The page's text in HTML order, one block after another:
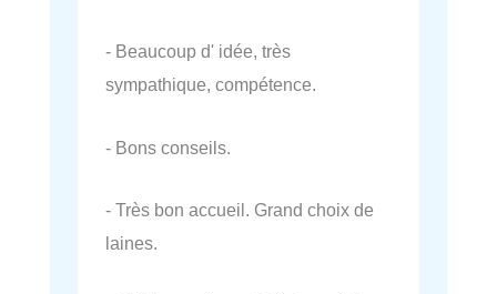
- Beaucoup d' idée, très
sympathique, compétence.
- Bons conseils.
- Très bon accueil. Grand choix de
laines.